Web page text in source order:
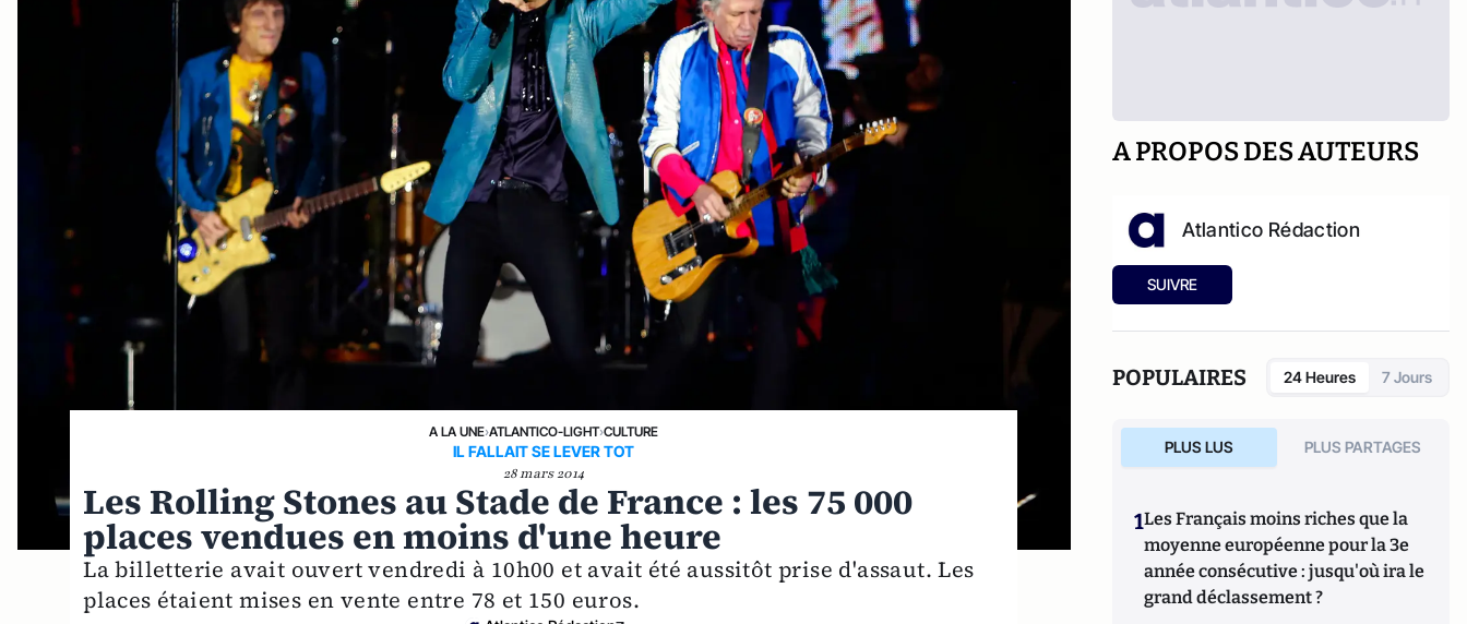
A LA UNE›ATLANTICO-LIGHT›CULTURE
IL FALLAIT SE LEVER TOT
28 mars 2014
Les Rolling Stones au Stade de France : les 75 000
places vendues en moins d'une heure
La billetterie avait ouvert vendredi à 10h00 et avait été aussitôt prise d'assaut. Les
places étaient mises en vente entre 78 et 150 euros.
A PROPOS DES AUTEURS
Atlantico Rédaction
SUIVRE
POPULAIRES 24 Heures 7 Jours
PLUS LUS PLUS PARTAGES
1Les Français moins riches que la
moyenne européenne pour la 3e
année consécutive : jusqu'où ira le
grand déclassement ?